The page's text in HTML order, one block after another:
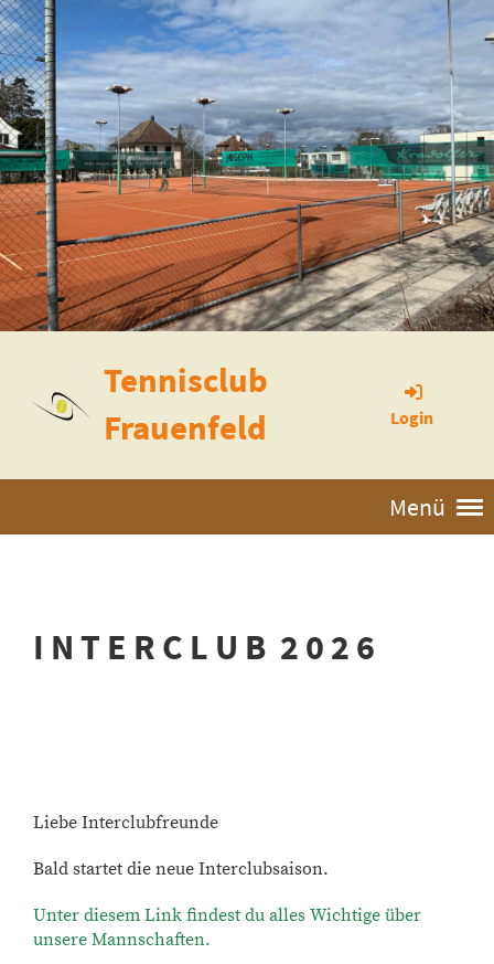
Tennisclub
Frauenfeld
Login
Menü
I N T E R C L U B 2 0 2 6
Liebe Interclubfreunde
Bald startet die neue Interclubsaison.
Unter diesem Link findest du alles Wichtige über
unsere Mannschaften.